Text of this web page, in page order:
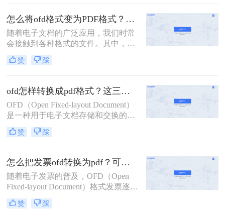
应用。然而，由于PDF（Portable
Document Format）文件的广泛兼容性
和出色的阅读体验，我们有时需要将
OFD文件转化为PDF格式。本文将详
细介绍如何将ofd文件转化为pdf 文件
的几种方法。
怎么将ofd格式变为PDF格式？教你三种方法，3秒就能轻松搞定！
随着电子文档的广泛应用，我们时常
会接触到各种格式的文件。其中，
OFD（Open Fixed-layout Document）
格式在电子公文、电子发票等领域有
PDF（Portable Document Format）格
式的跨平台兼容性和良好的阅读体
验，许多用户希望将OFD格式文件转
换为PDF格式。那么怎么将ofd格式变
为PDF格式呢？本文将介绍几种将
OFD格式文件转换为PDF格式的方
赞 踩
ofd怎样转换成pdf格式？这三种方法轻松实现转换！
OFD（Open Fixed-layout Document）
是一种用于电子文档存储和交换的格
式，广泛应用于发票、合同等正式文
件的电子化处理。然而，由于
式的广泛兼容性和稳定性，许多用户
需要将OFD文件转换为PDF格式以便
于查看、分享和存档。那么OFD怎样
转换成PDF格式呢？本文将详细介绍
几种将OFD转换成PDF格式的方法。
赞 踩
怎么把发票ofd转换为pdf？可以试试这2种方法！
随着电子发票的普及，OFD（Open
Fixed-layout Document）格式发票逐渐
成为了一种常见的电子发票格式。然
而，由于PDF（Portable Document
赞 踩